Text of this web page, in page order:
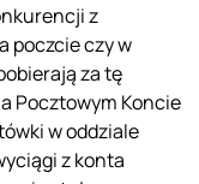
z
poczcie czy w
za tę
Pocztowym Koncie
w oddziale
z konta